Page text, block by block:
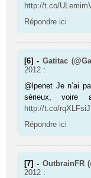
http://t.co/
Répondre ici
[6] -Gatitac
2012 :
@lpenet Je n’ai
sérieux,
http://t.co/rqXLFsiJ
Répondre ici
[7] - OutbrainFR
2012 :